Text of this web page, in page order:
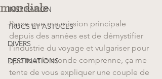
INSPIRATION
TRUCS ET ASTUCES
DIVERS
DESTINATIONS
mondiale
Parce que ma mission principale
depuis des années est de démystifier
l'industrie du voyage et vulgariser pour
que tout le monde comprenne, ça me
tente de vous expliquer une couple de